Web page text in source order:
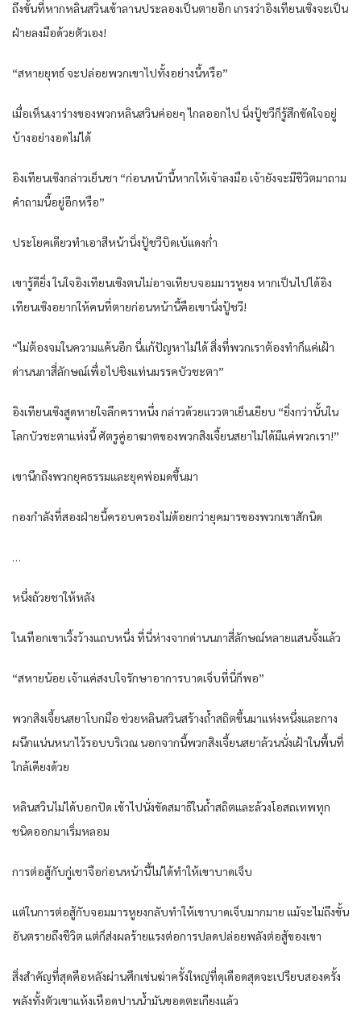
ถึงขั้นที่หากหลินสวินเข้าลานประลองเป็นตายอีก เกรงว่าอิงเทียนเซิงจะเป็น
ฝ่ายลงมือด้วยตัวเอง!
“สหายยุทธ์ จะปล่อยพวกเขาไปทั้งอย่างนี้หรือ”
เมื่อเห็นเงาร่างของพวกหลินสวินค่อยๆ ไกลออกไป นิ่งปู้ชวีก็รู้สึกขัดใจอยู่
บ้างอย่างอดไม่ได้
อิงเทียนเซิงกล่าวเย็นชา “ก่อนหน้านี้หากให้เจ้าลงมือ เจ้ายังจะมีชีวิตมาถาม
คำถามนี้อยู่อีกหรือ”
ประโยคเดียวทำเอาสีหน้านิ่งปู้ชวีบิดเบ้แดงก่ำ
เขารู้ดียิ่ง ในใจอิงเทียนเซิงตนไม่อาจเทียบจอมมารหูยง หากเป็นไปได้อิง
เทียนเซิงอยากให้คนที่ตายก่อนหน้านี้คือเขานิ่งปู้ชวี!
“ไม่ต้องจมในความแค้นอีก นี่แก้ปัญหาไม่ได้ สิ่งที่พวกเราต้องทำก็แค่เฝ้า
ด่านนภาสี่ลักษณ์เพื่อไปชิงแท่นมรรคบัวชะตา”
อิงเทียนเซิงสูดหายใจลึกคราหนึ่ง กล่าวด้วยแววตาเย็นเยียบ “ยิ่งกว่านั้นใน
โลกบัวชะตาแห่งนี้ ศัตรูคู่อาฆาตของพวกสิงเจี้ยนสยาไม่ได้มีแค่พวกเรา!”
เขานึกถึงพวกยุคธรรมและยุคพ่อมดขึ้นมา
กองกำลังที่สองฝ่ายนี้ครอบครองไม่ด้อยกว่ายุคมารของพวกเขาสักนิด
…
หนึ่งถ้วยชาให้หลัง
ในเทือกเขาเวิ้งว้างแถบหนึ่ง ที่นี่ห่างจากด่านนภาสี่ลักษณ์หลายแสนจั้งแล้ว
“สหายน้อย เจ้าแค่สงบใจรักษาอาการบาดเจ็บที่นี่ก็พอ”
พวกสิงเจี้ยนสยาโบกมือ ช่วยหลินสวินสร้างถ้ำสถิตขึ้นมาแห่งหนึ่งและกาง
ผนึกแน่นหนาไว้รอบบริเวณ นอกจากนี้พวกสิงเจี้ยนสยาล้วนนั่งเฝ้าในพื้นที่
ใกล้เคียงด้วย
หลินสวินไม่ได้บอกปัด เข้าไปนั่งขัดสมาธิในถ้ำสถิตและล้วงโอสถเทพทุก
ชนิดออกมาเริ่มหลอม
การต่อสู้กับกู่เชาจือก่อนหน้านี้ไม่ได้ทำให้เขาบาดเจ็บ
แต่ในการต่อสู้กับจอมมารหูยงกลับทำให้เขาบาดเจ็บมากมาย แม้จะไม่ถึงขั้น
อันตรายถึงชีวิต แต่ก็ส่งผลร้ายแรงต่อการปลดปล่อยพลังต่อสู้ของเขา
สิ่งสำคัญที่สุดคือหลังผ่านศึกเข่นฆ่าครั้งใหญ่ที่ดุเดือดสุดจะเปรียบสองครั้ง
พลังทั้งตัวเขาแห้งเหือดปานน้ำมันขอดตะเกียงแล้ว